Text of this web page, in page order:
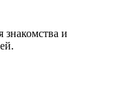
знакомства и